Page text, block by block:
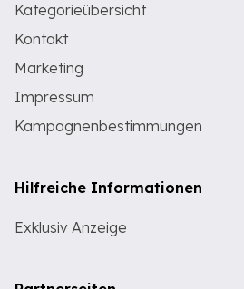
Kategorieübersicht
Kontakt
Marketing
Impressum
Kampagnenbestimmungen
Hilfreiche Informationen
Exklusiv Anzeige